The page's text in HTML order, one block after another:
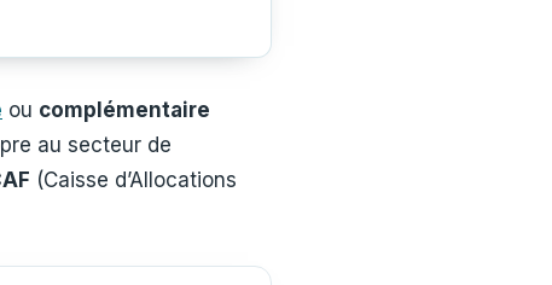
ou complémentaire
au secteur de
(Caisse d’Allocations